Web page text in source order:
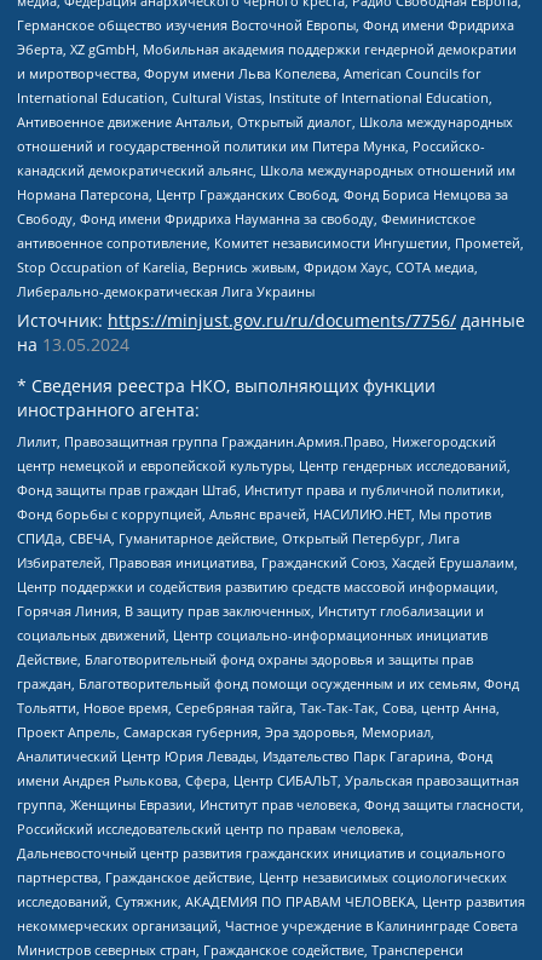
Германское общество изучения Восточной Европы, Фонд имени Фридриха
Эберта, XZ gGmbH, Мобильная академия поддержки гендерной демократии
и миротворчества, Форум имени Льва Копелева, American Councils for
International Education, Cultural Vistas, Institute of International Education,
Антивоенное движение Антальи, Открытый диалог, Школа международных
отношений и государственной политики им Питера Мунка, Российско-
канадский демократический альянс, Школа международных отношений им
Нормана Патерсона, Центр Гражданских Свобод, Фонд Бориса Немцова за
Свободу, Фонд имени Фридриха Науманна за свободу, Феминистское
антивоенное сопротивление, Комитет независимости Ингушетии, Прометей,
Stop Occupation of Karelia, Вернись живым, Фридом Хаус, СОТА медиа,
Либерально-демократическая Лига Украины
Источник: https://minjust.gov.ru/ru/documents/7756/ данные
на 13.05.2024
* Сведения реестра НКО, выполняющих функции
иностранного агента:
Лилит, Правозащитная группа Гражданин.Армия.Право, Нижегородский
центр немецкой и европейской культуры, Центр гендерных исследований,
Фонд защиты прав граждан Штаб, Институт права и публичной политики,
Фонд борьбы с коррупцией, Альянс врачей, НАСИЛИЮ.НЕТ, Мы против
СПИДа, СВЕЧА, Гуманитарное действие, Открытый Петербург, Лига
Избирателей, Правовая инициатива, Гражданский Союз, Хасдей Ерушалаим,
Центр поддержки и содействия развитию средств массовой информации,
Горячая Линия, В защиту прав заключенных, Институт глобализации и
социальных движений, Центр социально-информационных инициатив
Действие, Благотворительный фонд охраны здоровья и защиты прав
граждан, Благотворительный фонд помощи осужденным и их семьям, Фонд
Тольятти, Новое время, Серебряная тайга, Так-Так-Так, Сова, центр Анна,
Проект Апрель, Самарская губерния, Эра здоровья, Мемориал,
Аналитический Центр Юрия Левады, Издательство Парк Гагарина, Фонд
имени Андрея Рылькова, Сфера, Центр СИБАЛЬТ, Уральская правозащитная
группа, Женщины Евразии, Институт прав человека, Фонд защиты гласности,
Российский исследовательский центр по правам человека,
Дальневосточный центр развития гражданских инициатив и социального
партнерства, Гражданское действие, Центр независимых социологических
исследований, Сутяжник, АКАДЕМИЯ ПО ПРАВАМ ЧЕЛОВЕКА, Центр развития
некоммерческих организаций, Частное учреждение в Калининграде Совета
Министров северных стран, Гражданское содействие, Трансперенси